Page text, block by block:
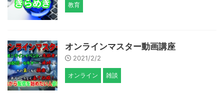
教育
オンラインマスター動画講座
2021/2/2
オンライン 雑談